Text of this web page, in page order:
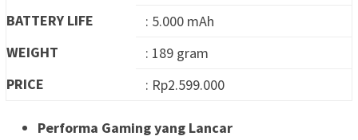
BATTERY LIFE
: 5.000 mAh
WEIGHT
: 189 gram
PRICE
: Rp2.599.000
Performa Gaming yang Lancar